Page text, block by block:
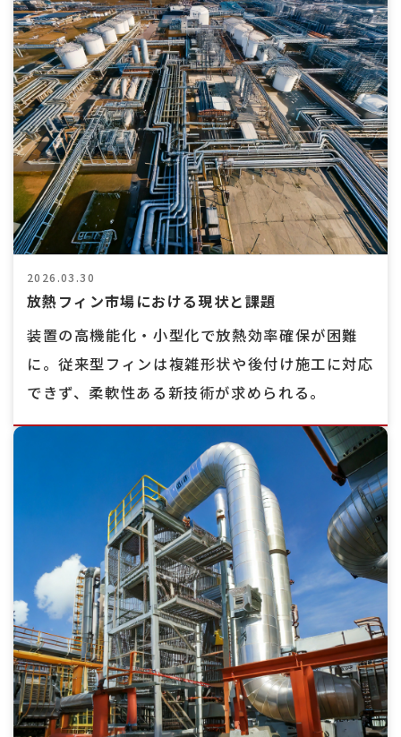
2026.03.30
放熱フィン市場における現状と課題
装置の高機能化・小型化で放熱効率確保が困難
に。従来型フィンは複雑形状や後付け施工に対応
できず、柔軟性ある新技術が求められる。